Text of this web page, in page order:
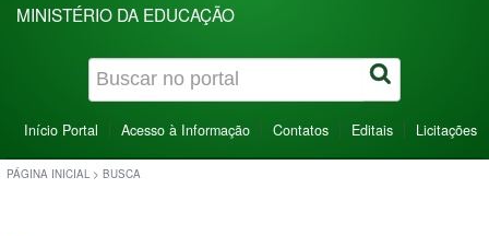
MINISTÉRIO DA EDUCAÇÃO
Início Portal Acesso à Informação Contatos Editais Licitações
PÁGINA INICIAL > BUSCA